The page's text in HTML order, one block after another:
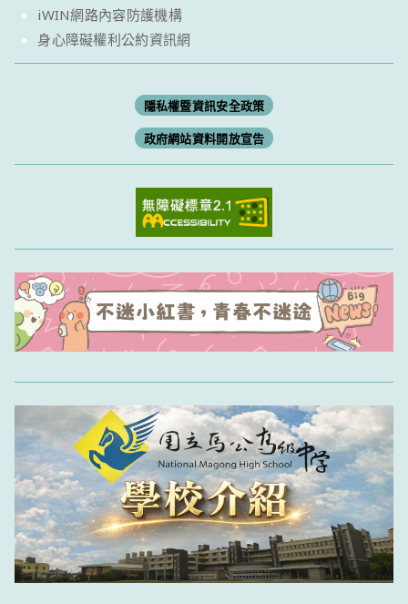
iWIN網路內容防護機構
身心障礙權利公約資訊網
隱私權暨資訊安全政策
政府網站資料開放宣告